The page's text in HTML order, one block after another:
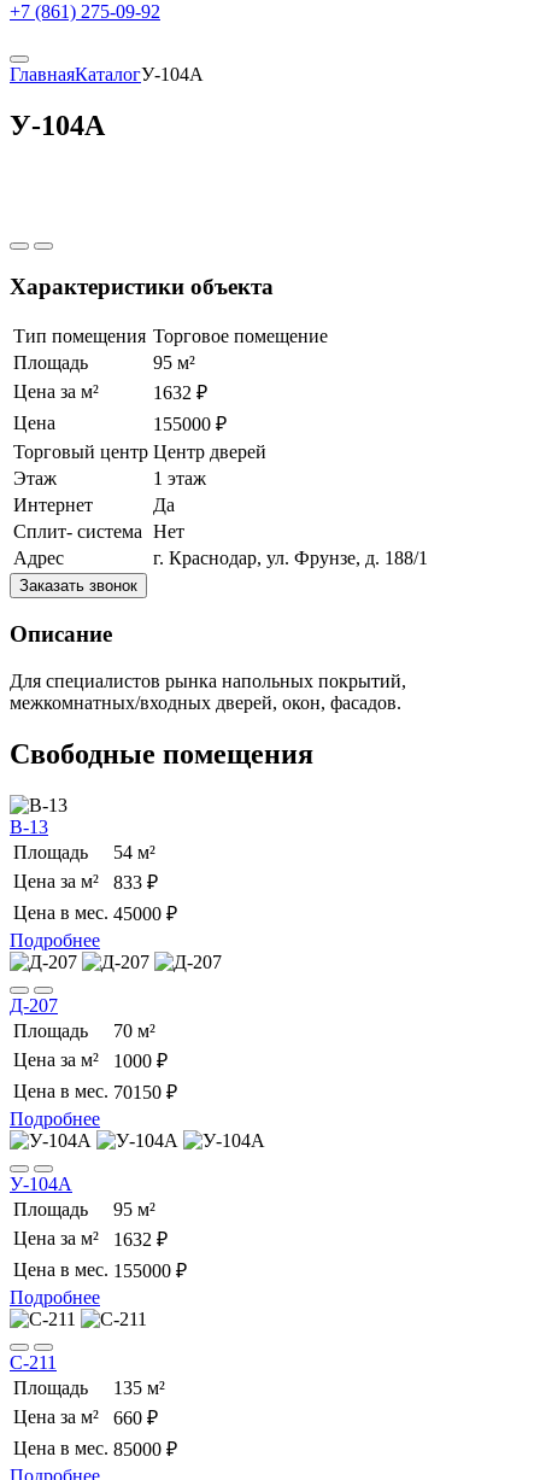
+7 (861) 275-09-92
ГлавнаяКаталогУ-104А
У-104А
Характеристики объекта
Тип помещения Торговое помещение
Площадь
95 м²
Цена за м²
1632 ₽
Цена
155000 ₽
Торговый центр Центр дверей
Этаж
1 этаж
Интернет
Да
Сплит- система Нет
Адрес
г. Краснодар, ул. Фрунзе, д. 188/1
Заказать звонок
Описание
Для специалистов рынка напольных покрытий,
межкомнатных/входных дверей, окон, фасадов.
Свободные помещения
В-13
Площадь
54 м²
Цена за м²
833 ₽
Цена в мес. 45000 ₽
Подробнее
Д-207
Площадь
70 м²
Цена за м²
1000 ₽
Цена в мес. 70150 ₽
Подробнее
У-104А
Площадь
95 м²
Цена за м²
1632 ₽
Цена в мес. 155000 ₽
Подробнее
С-211
Площадь
135 м²
Цена за м²
660 ₽
Цена в мес. 85000 ₽
Подробнее